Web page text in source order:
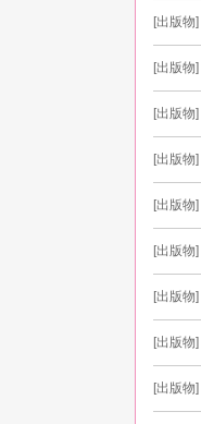
[出版物]
[出版物]
[出版物]
[出版物]
[出版物]
[出版物]
[出版物]
[出版物]
[出版物]